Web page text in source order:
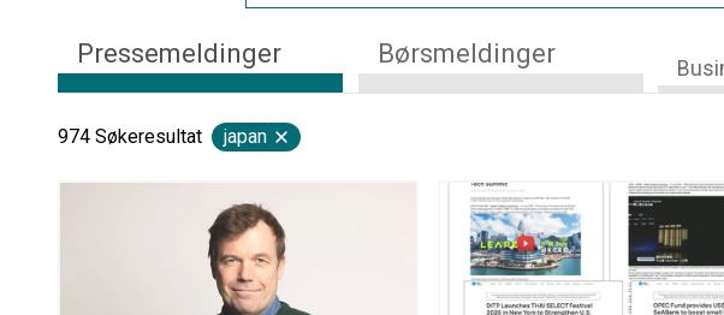
Pressemeldinger Børsmeldinger
974 Søkeresultat japan